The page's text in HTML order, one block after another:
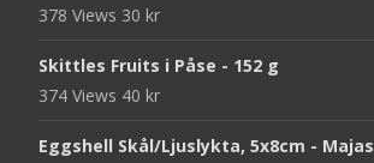
378 Views 30 kr
Skittles Fruits i Påse - 152 g
374 Views 40 kr
Eggshell Skål/Ljuslykta, 5x8cm - Majas